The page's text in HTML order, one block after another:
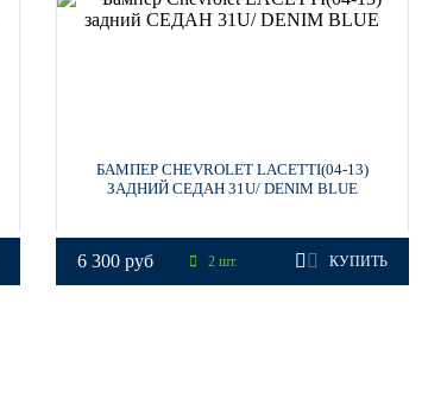
БАМПЕР CHEVROLET LACETTI(04-13)
ЗАДНИЙ СЕДАН 31U/ DENIM BLUE
6 300 руб 2 шт. КУПИТЬ